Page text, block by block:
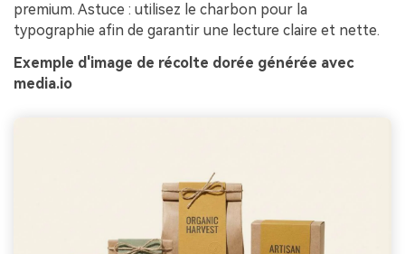
premium. Astuce : utilisez le charbon pour la
typographie afin de garantir une lecture claire et nette.
Exemple d'image de récolte dorée générée avec
media.io